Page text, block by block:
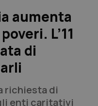
aumenta
L’11
di
richiesta di
enti caritativi